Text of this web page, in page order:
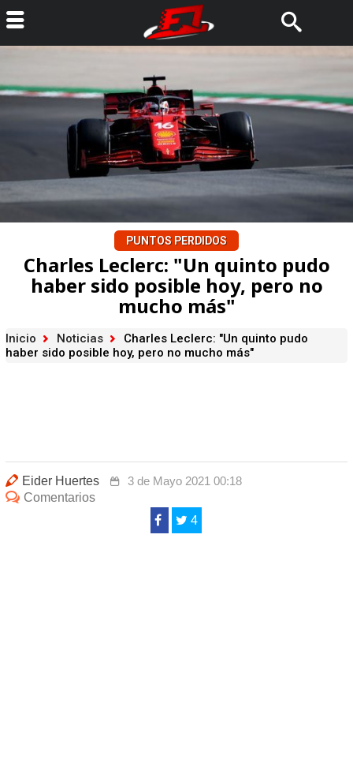
PUNTOS PERDIDOS
Charles Leclerc: "Un quinto pudo
haber sido posible hoy, pero no
mucho más"
Inicio Noticias
Charles Leclerc: "Un quinto pudo
haber sido posible hoy, pero no mucho más"
Eider Huertes
3 de Mayo 2021 00:18
Comentarios
4